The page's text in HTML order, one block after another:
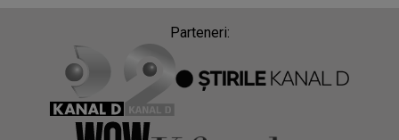
Parteneri: